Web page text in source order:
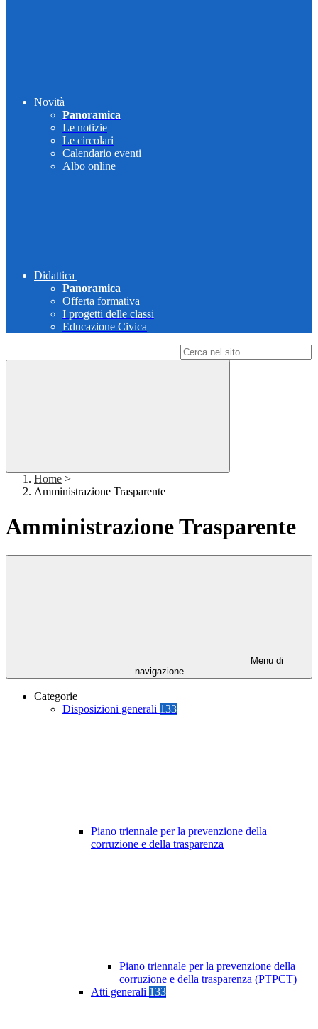
Novità
Panoramica
Le notizie
Le circolari
Calendario eventi
Albo online
Didattica
Panoramica
Offerta formativa
I progetti delle classi
Educazione Civica
Home >
Amministrazione Trasparente
Amministrazione Trasparente
Menu di
navigazione
Categorie
Disposizioni generali 133
Piano triennale per la prevenzione della
corruzione e della trasparenza
Piano triennale per la prevenzione della
corruzione e della trasparenza (PTPCT)
Atti generali 133